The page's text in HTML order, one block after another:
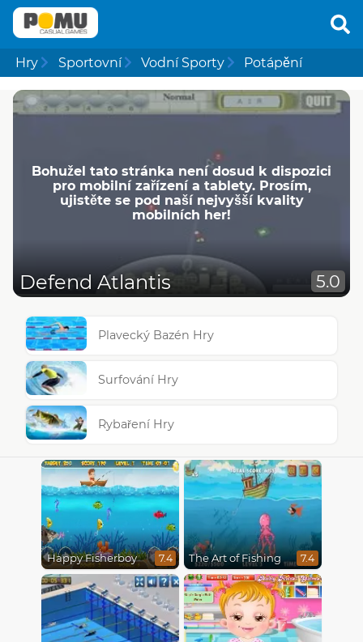
Hry Sportovní Vodní Sporty Potápění
Bohužel tato stránka není dosud k dispozici
pro mobilní zařízení a tablety. Prosím,
ujistěte se pod naší nejvyšší kvality
mobilních her!
Defend Atlantis 5.0
Plavecký Bazén Hry
Surfování Hry
Rybaření Hry
Happy Fisherboy 7.4 The Art of Fishing 7.4